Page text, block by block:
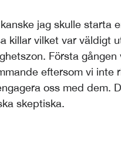
jag skulle starta
killar vilket var väldigt
Första
eftersom vi inte
oss med dem.
skeptiska.